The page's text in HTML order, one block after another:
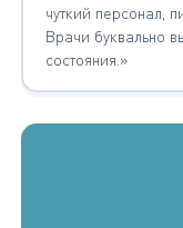
чуткий персонал,
Врачи буквально
состояния.»